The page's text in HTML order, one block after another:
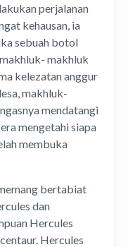
perjalanan
kehausan, ia
sebuah botol
makhluk
kelezatan anggur
makhluk-
mendatangi
mengetahi siapa
membuka
bertabiat
dan
Hercules
Hercules